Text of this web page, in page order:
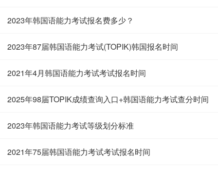
2023年韩国语能力考试报名费多少？
2023年87届韩国语能力考试(TOPIK)韩国报名时间
2021年4月韩国语能力考试考试报名时间
2025年98届TOPIK成绩查询入口+韩国语能力考试查分时间
2023年韩国语能力考试等级划分标准
2021年75届韩国语能力考试考试报名时间